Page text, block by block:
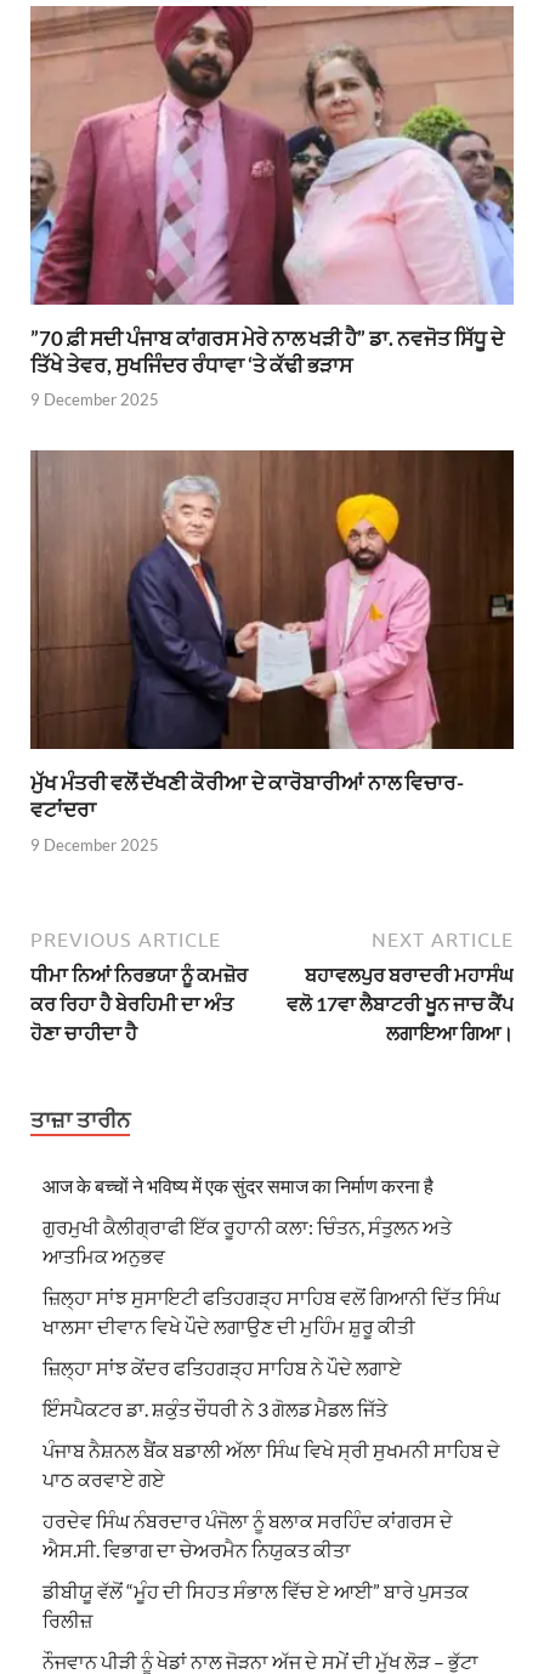
”70 ਫ਼ੀ ਸਦੀ ਪੰਜਾਬ ਕਾਂਗਰਸ ਮੇਰੇ ਨਾਲ ਖੜੀ ਹੈ” ਡਾ. ਨਵਜੋਤ ਸਿੱਧੂ ਦੇ
ਤਿੱਖੇ ਤੇਵਰ, ਸੁਖਜਿੰਦਰ ਰੰਧਾਵਾ ‘ਤੇ ਕੱਢੀ ਭੜਾਸ
9 December 2025
ਮੁੱਖ ਮੰਤਰੀ ਵਲੋਂ ਦੱਖਣੀ ਕੋਰੀਆ ਦੇ ਕਾਰੋਬਾਰੀਆਂ ਨਾਲ ਵਿਚਾਰ-
ਵਟਾਂਦਰਾ
9 December 2025
PREVIOUS ARTICLE
ਧੀਮਾ ਨਿਆਂ ਨਿਰਭਯਾ ਨੂੰ ਕਮਜ਼ੋਰ
ਕਰ ਰਿਹਾ ਹੈ ਬੇਰਹਿਮੀ ਦਾ ਅੰਤ
ਹੋਣਾ ਚਾਹੀਦਾ ਹੈ
NEXT ARTICLE
ਬਹਾਵਲਪੁਰ ਬਰਾਦਰੀ ਮਹਾਸੰਘ
ਵਲੋ 17ਵਾ ਲੈਬਾਟਰੀ ਖੂਨ ਜਾਚ ਕੈਂਪ
ਲਗਾਇਆ ਗਿਆ।
ਤਾਜ਼ਾ ਤਾਰੀਨ
आज के बच्चों ने भविष्य में एक सुंदर समाज का निर्माण करना है
ਗੁਰਮੁਖੀ ਕੈਲੀਗ੍ਰਾਫੀ ਇੱਕ ਰੂਹਾਨੀ ਕਲਾ: ਚਿੰਤਨ, ਸੰਤੁਲਨ ਅਤੇ
ਆਤਮਿਕ ਅਨੁਭਵ
ਜ਼ਿਲ੍ਹਾ ਸਾਂਝ ਸੁਸਾਇਟੀ ਫਤਿਹਗੜ੍ਹ ਸਾਹਿਬ ਵਲੋਂ ਗਿਆਨੀ ਦਿੱਤ ਸਿੰਘ
ਖਾਲਸਾ ਦੀਵਾਨ ਵਿਖੇ ਪੌਦੇ ਲਗਾਉਣ ਦੀ ਮੁਹਿੰਮ ਸ਼ੁਰੂ ਕੀਤੀ
ਜ਼ਿਲ੍ਹਾ ਸਾਂਝ ਕੇਂਦਰ ਫਤਿਹਗੜ੍ਹ ਸਾਹਿਬ ਨੇ ਪੌਦੇ ਲਗਾਏ
ਇੰਸਪੈਕਟਰ ਡਾ. ਸ਼ਕੁੰਤ ਚੌਧਰੀ ਨੇ 3 ਗੋਲਡ ਮੈਡਲ ਜਿੱਤੇ
ਪੰਜਾਬ ਨੈਸ਼ਨਲ ਬੈਂਕ ਬਡਾਲੀ ਅੱਲਾ ਸਿੰਘ ਵਿਖੇ ਸ੍ਰੀ ਸੁਖਮਨੀ ਸਾਹਿਬ ਦੇ
ਪਾਠ ਕਰਵਾਏ ਗਏ
ਹਰਦੇਵ ਸਿੰਘ ਨੰਬਰਦਾਰ ਪੰਜੋਲਾ ਨੂੰ ਬਲਾਕ ਸਰਹਿੰਦ ਕਾਂਗਰਸ ਦੇ
ਐਸ.ਸੀ. ਵਿਭਾਗ ਦਾ ਚੇਅਰਮੈਨ ਨਿਯੁਕਤ ਕੀਤਾ
ਡੀਬੀਯੂ ਵੱਲੋਂ “ਮੂੰਹ ਦੀ ਸਿਹਤ ਸੰਭਾਲ ਵਿੱਚ ਏ ਆਈ” ਬਾਰੇ ਪੁਸਤਕ
ਰਿਲੀਜ਼
ਨੌਜਵਾਨ ਪੀੜੀ ਨੂੰ ਖੇਡਾਂ ਨਾਲ ਜੋੜਨਾ ਅੱਜ ਦੇ ਸਮੇਂ ਦੀ ਮੁੱਖ ਲੋੜ – ਭੁੱਟਾ